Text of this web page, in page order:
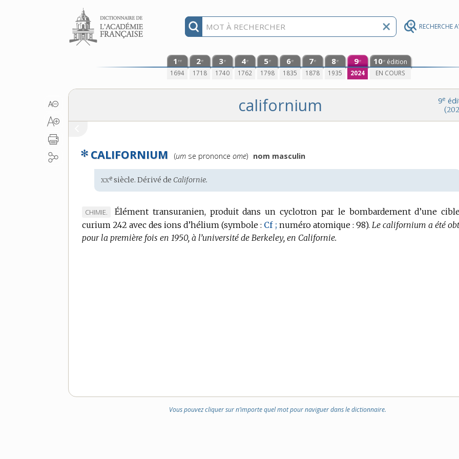
RECHERCHE
Aller au contenu
1 re
1694
2e
1718
3e
1740
4e
1762
5e
1798
6e
1835
7e
1878
8e
1935
9e
2024
10e édition
EN COURS
9e
californium
✻ CALIFORNIUM
Prononciation
(um se prononceome) nom masculin
Étymologie
:
xxe siècle. Dérivé de Californie.
MARQUE
DE
DOMAINE
CHIMIE.
Élément transuranien, produit dans un cyclotron par le bombardement d’une
curium 242 avec des ions d’hélium (symbole : Cf ; numéro atomique : 98). Le californium a été
pour la première fois en 1950, à l’université de Berkeley, en Californie.
Vous pouvez cliquer sur n’importe quel mot pour naviguer dans le dictionnaire.